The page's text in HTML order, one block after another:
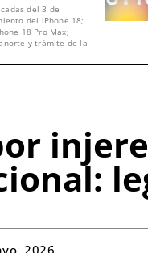
del 3 de
del iPhone 18;
18 Pro Max;
y trámite de la
2026